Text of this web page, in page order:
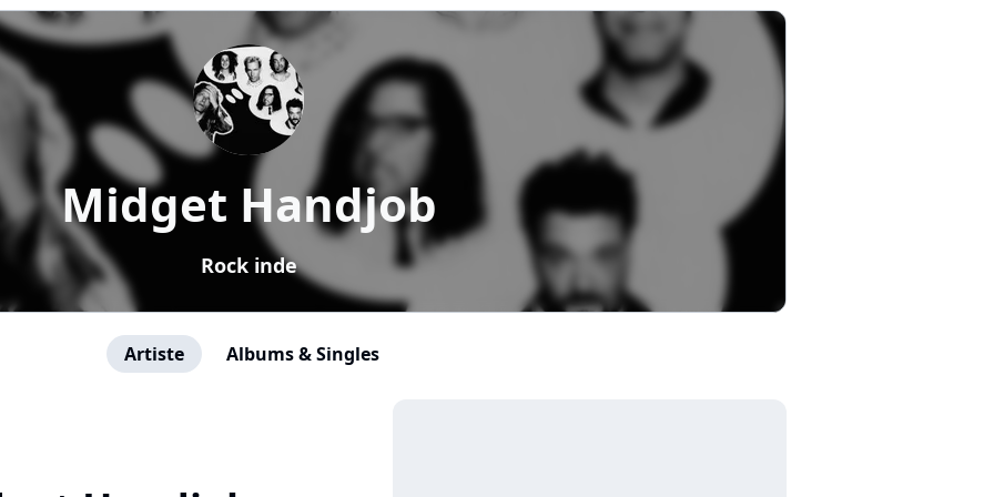
Midget Handjob
Rock inde
Artiste Albums & Singles